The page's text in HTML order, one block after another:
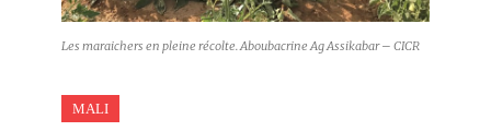
Les maraichers en pleine récolte. Aboubacrine Ag Assikabar – CICR
MALI